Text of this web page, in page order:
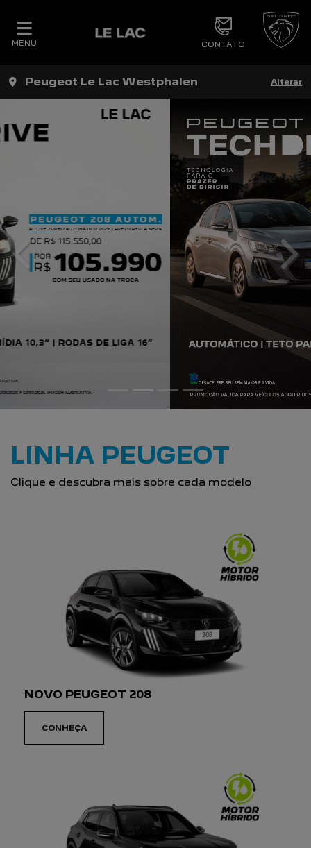
MENU CONTATO
Peugeot Le Lac Westphalen Alterar
templates.template-
LINHA PEUGEOT
Clique e descubra mais sobre cada modelo
NOVO PEUGEOT 208
CONHEÇA